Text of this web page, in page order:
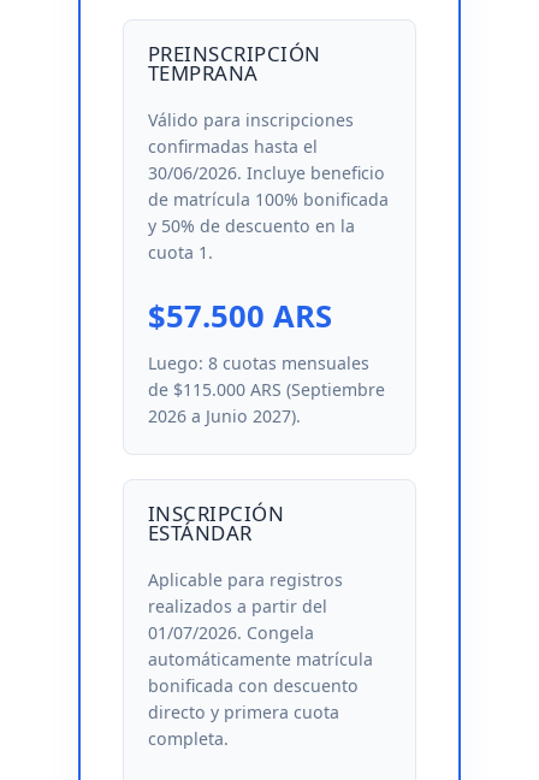
PREINSCRIPCIÓN
TEMPRANA
Válido para inscripciones
confirmadas hasta el
30/06/2026. Incluye beneficio
de matrícula 100% bonificada
y 50% de descuento en la
cuota 1.
$57.500 ARS
Luego: 8 cuotas mensuales
de $115.000 ARS (Septiembre
2026 a Junio 2027).
INSCRIPCIÓN
ESTÁNDAR
Aplicable para registros
realizados a partir del
01/07/2026. Congela
automáticamente matrícula
bonificada con descuento
directo y primera cuota
completa.